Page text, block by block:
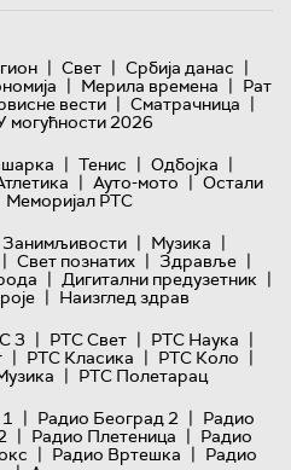
| Свет | Србија данас |
| Мерила времена | Рат
вести | Сматрачница |
могућности 2026
| Тенис | Одбојка |
| Ауто-мото | Остали
Меморијал РТС
Занимљивости | Музика |
| Свет познатих | Здравље |
| Дигитални предузетник |
| Наизглед здрав
3 | РТС Свет | РТС Наука |
| РТС Класика | РТС Коло |
| РТС Полетарац
| Радио Београд 2 | Радио
| Радио Плетеница | Радио
| Радио Вртешка | Радио